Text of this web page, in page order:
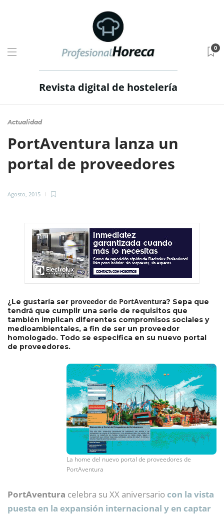
Revista digital de hostelería
0
Actualidad
PortAventura lanza un
portal de proveedores
Agosto, 2015
¿Le gustaría ser proveedor de PortAventura? Sepa que
tendrá que cumplir una serie de requisitos que
también implican diferentes compromisos sociales y
medioambientales, a fin de ser un proveedor
homologado. Todo se especifica en su nuevo portal
de proveedores.
La home del nuevo portal de proveedores de
PortAventura
PortAventura celebra su XX aniversario con la vista
puesta en la expansión internacional y en captar